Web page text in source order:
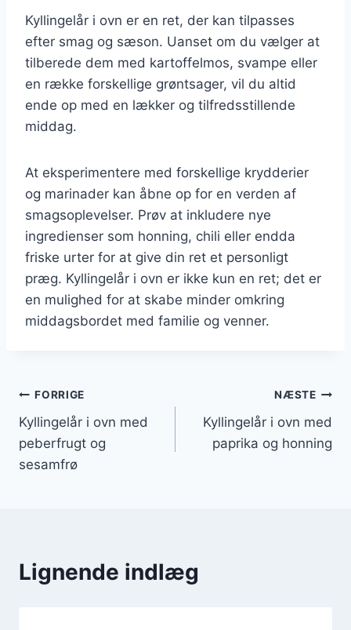
Kyllingelår i ovn er en ret, der kan tilpasses
efter smag og sæson. Uanset om du vælger at
tilberede dem med kartoffelmos, svampe eller
en række forskellige grøntsager, vil du altid
ende op med en lækker og tilfredsstillende
middag.
At eksperimentere med forskellige krydderier
og marinader kan åbne op for en verden af
smagsoplevelser. Prøv at inkludere nye
ingredienser som honning, chili eller endda
friske urter for at give din ret et personligt
præg. Kyllingelår i ovn er ikke kun en ret; det er
en mulighed for at skabe minder omkring
middagsbordet med familie og venner.
Indlægsnavigation
FORRIGE
Kyllingelår i ovn med
peberfrugt og
sesamfrø
NÆSTE
Kyllingelår i ovn med
paprika og honning
Lignende indlæg